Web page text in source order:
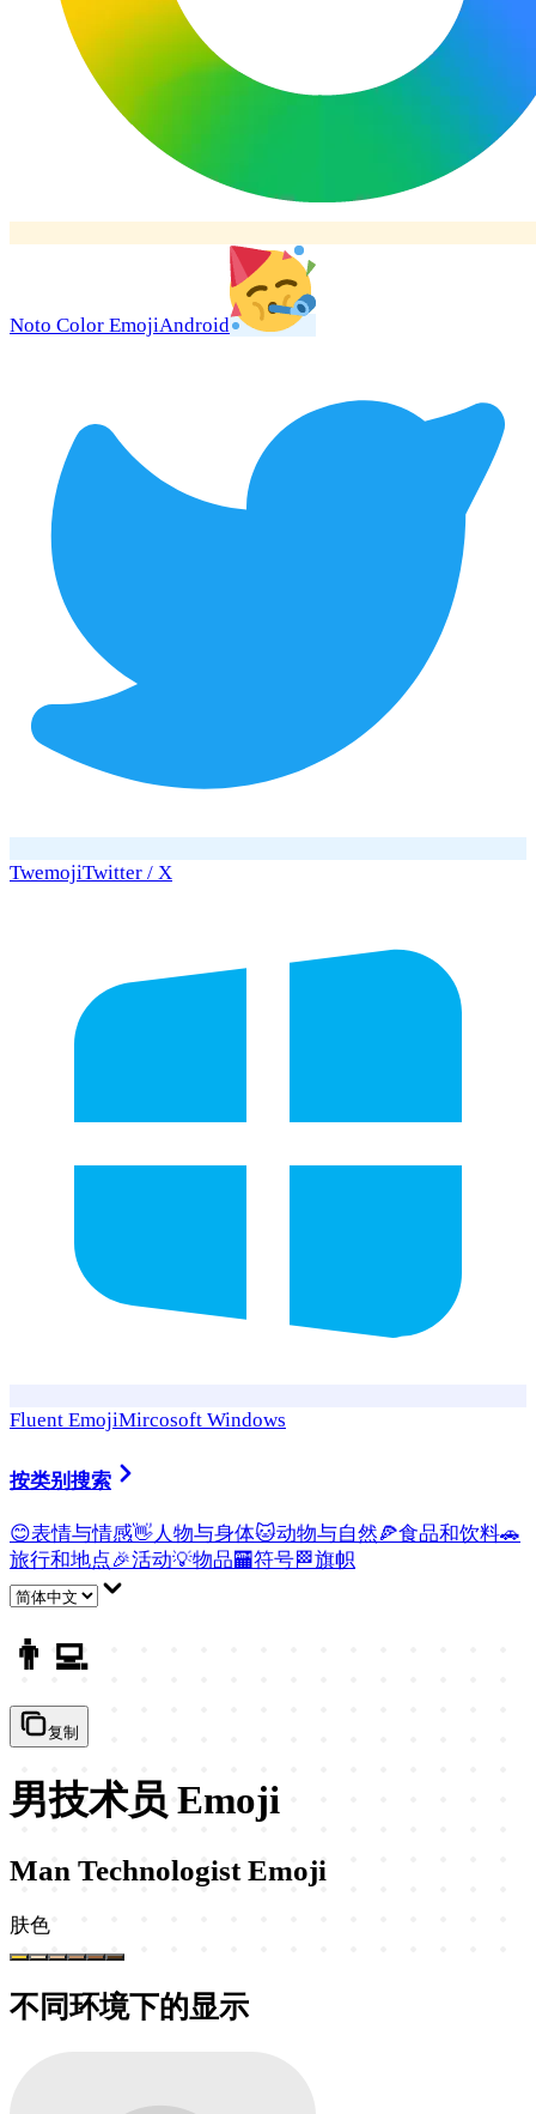
Noto Color EmojiAndroid
TwemojiTwitter / X
Fluent EmojiMircosoft Windows
按类别搜索
😊表情与情感👋 人物与身体🐱动物与自然🍕食品和饮料🚗
旅行和地点🎉活动💡物品🏧符号🏁旗帜
👨‍💻
复制
男技术员 Emoji
Man Technologist Emoji
肤色
不同环境下的显示